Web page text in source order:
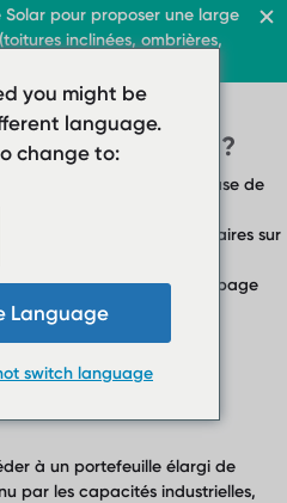
Solar pour proposer une large
inclinées, ombrières,
OmbrièresToitures terrasses
› Système de toiture
Système de toit plat
Toitures inclinées
Téléchargements
› FAQ
Contact
Toiture & Commerce
Toit & Commerce
› Système de
toiture plate
Ombrières
Téléchargements
› FAQ
Contact
:Assistance et
pour une
ou commerciale ?
mobilisés pendant la phase de
ses équipes
les partenaires sur
votre contact dédié ou
invitons à consulter notre page
de cette
et les
à un portefeuille élargi de
par les capacités industrielles,
you might be
language.
change to:
Language
switch language